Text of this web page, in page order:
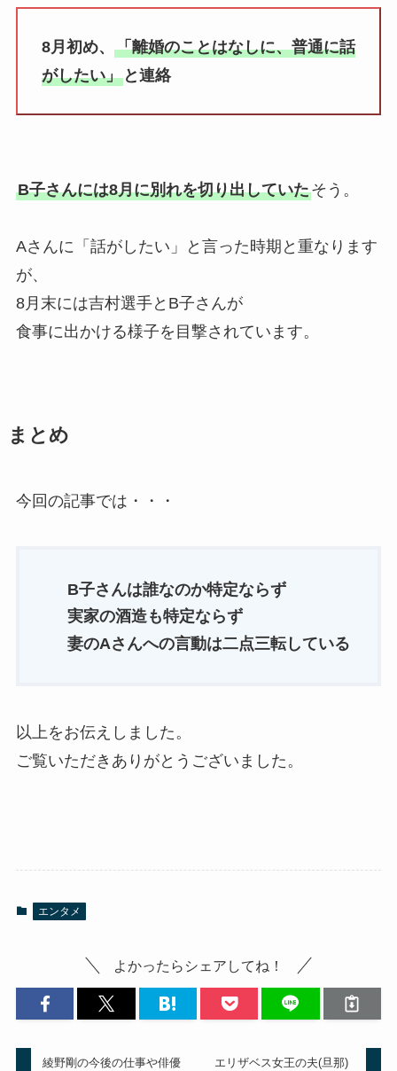
8月初め、 「離婚のことはなしに、普通に話
がしたい」と連絡
B子さんには8月に別れを切り出していたそう。
Aさんに「話がしたい」と言った時期と重なります
が、
8月末には吉村選手とB子さんが
食事に出かける様子を目撃されています。
まとめ
今回の記事では・・・
B子さんは誰なのか特定ならず
実家の酒造も特定ならず
妻のAさんへの言動は二点三転している
以上をお伝えしました。
ご覧いただきありがとうございました。
エンタメ
よかったらシェアしてね！
綾野剛の今後の仕事や俳優
エリザベス女王の夫(旦那)